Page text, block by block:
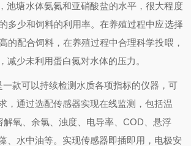
池塘水体氨氮和亚硝酸盐的水平，很大程度
多少和饲料的利用率。在养殖过程中应选择
的配合饲料，在养殖过程中合理科学投喂，
减少未利用蛋白氮对水体的压力。
款可以持续检测水质各项指标的仪器，可
，通过选配传感器实现在线监测，包括温
解氧、余氯、浊度、电导率、COD 、悬浮
、水中油等。实现传感器即插即用，电极安